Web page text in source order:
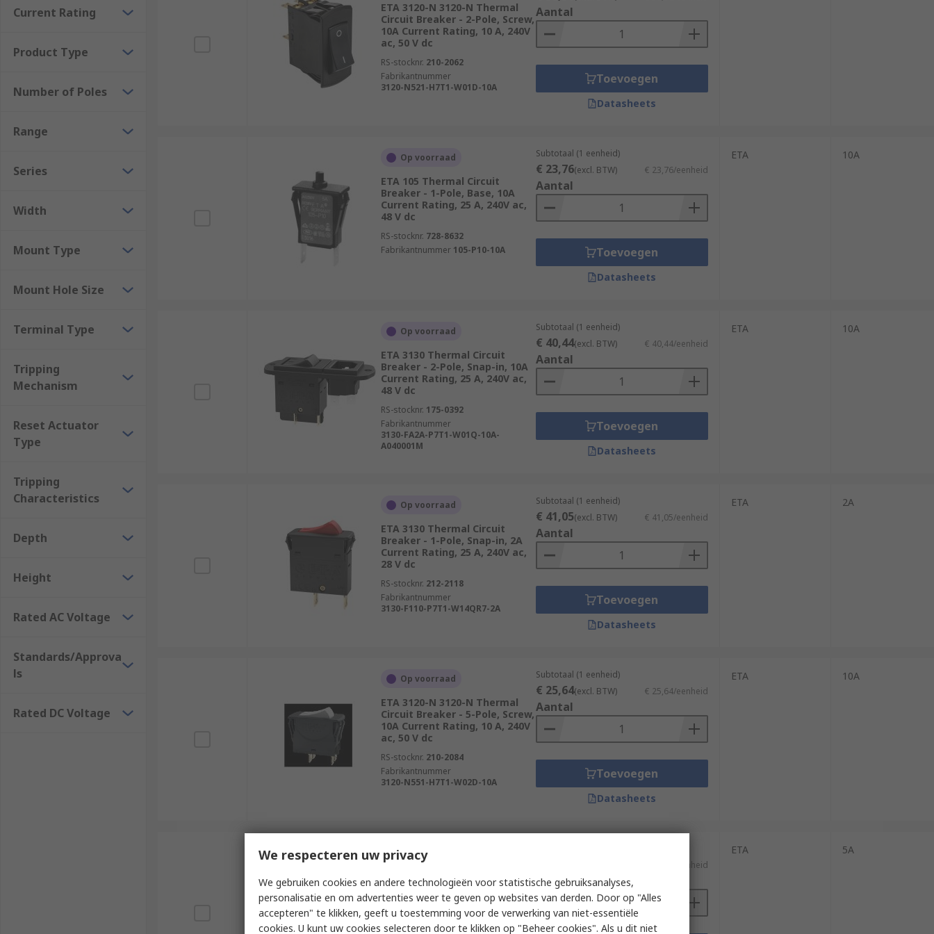
Thermal automotive circuit breakers are used to protect electrical networks in most types of vehicles, including cars, vans, buses, and boats.
Current Rating
Product Type
Number of Poles
Range
Series
Width
Mount Type
Mount Hole Size
Terminal Type
Tripping
Mechanism
Reset Actuator
Type
Tripping
Characteristics
Depth
Height
Rated AC Voltage
Standards/Approva
ls
Rated DC Voltage
ETA 3120-N 3120-N Thermal
Circuit Breaker - 2-Pole, Screw,
10A Current Rating, 10 A, 240V
ac, 50 V dc
RS-stocknr. 210-2062
Fabrikantnummer
3120-N521-H7T1-W01D-10A
Aantal
Toevoegen
Datasheets
Op voorraad
ETA 105 Thermal Circuit
Breaker - 1-Pole, Base, 10A
Current Rating, 25 A, 240V ac,
48 V dc
RS-stocknr. 728-8632
Fabrikantnummer 105-P10-10A
Subtotaal (1 eenheid)
€ 23,76(excl. BTW) € 23,76/eenheid
Aantal
Toevoegen
Datasheets
ETA 10A
Op voorraad
ETA 3130 Thermal Circuit
Breaker - 2-Pole, Snap-in, 10A
Current Rating, 25 A, 240V ac,
48 V dc
RS-stocknr. 175-0392
Fabrikantnummer
3130-FA2A-P7T1-W01Q-10A-
A040001M
Subtotaal (1 eenheid)
€ 40,44(excl. BTW) € 40,44/eenheid
Aantal
Toevoegen
Datasheets
ETA 10A
Op voorraad
ETA 3130 Thermal Circuit
Breaker - 1-Pole, Snap-in, 2A
Current Rating, 25 A, 240V ac,
28 V dc
RS-stocknr. 212-2118
Fabrikantnummer
3130-F110-P7T1-W14QR7-2A
Subtotaal (1 eenheid)
€ 41,05(excl. BTW) € 41,05/eenheid
Aantal
Toevoegen
Datasheets
ETA 2A
Op voorraad
ETA 3120-N 3120-N Thermal
Circuit Breaker - 5-Pole, Screw,
10A Current Rating, 10 A, 240V
ac, 50 V dc
RS-stocknr. 210-2084
Fabrikantnummer
3120-N551-H7T1-W02D-10A
Subtotaal (1 eenheid)
€ 25,64(excl. BTW) € 25,64/eenheid
Aantal
Toevoegen
Datasheets
ETA 10A
Op voorraad
ETA 3120-N 3120-N Thermal
Circuit Breaker - 2-Pole, Screw,
5A Current Rating, 5 A, 240V
ac, 50 V dc
RS-stocknr.210-2056
€ 30,36/eenheid
Aantal
ETA 5A
We respecteren uw privacy
We gebruiken cookies en andere technologieën voor statistische gebruiksanalyses,
personalisatie en om advertenties weer te geven op websites van derden. Door op "Alles
accepteren" te klikken, geeft u toestemming voor de verwerking van niet-essentiële
cookies. U kunt uw cookies selecteren door te klikken op "Beheer cookies". Als u dit niet